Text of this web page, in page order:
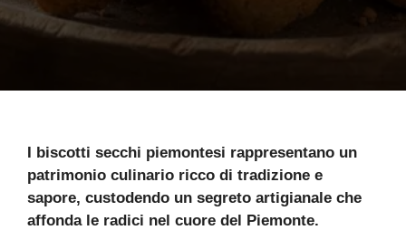
I biscotti secchi piemontesi rappresentano un
patrimonio culinario ricco di tradizione e
sapore, custodendo un segreto artigianale che
affonda le radici nel cuore del Piemonte.